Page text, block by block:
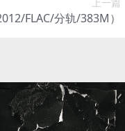
FLAC/分轨/383M）